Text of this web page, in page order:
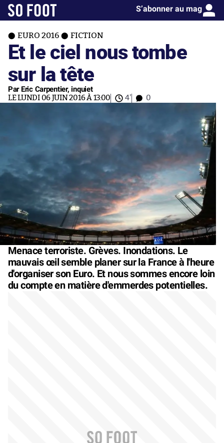
S’abonner au mag
EURO 2016 FICTION
Et le ciel nous tombe
sur la tête
Par Eric Carpentier, inquiet
LE LUNDI 06 JUIN 2016 À 13:00 4' 0
Menace terroriste. Grèves. Inondations. Le
mauvais œil semble planer sur la France à l'heure
d'organiser son Euro. Et nous sommes encore loin
du compte en matière d'emmerdes potentielles.